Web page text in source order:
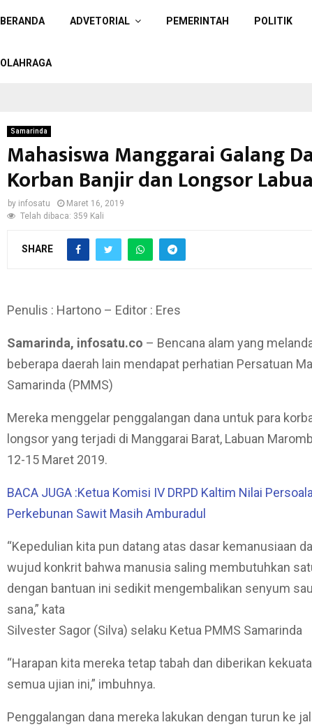
BERANDA ADVETORIAL PEMERINTAH POLITIK
OLAHRAGA
Samarinda
Mahasiswa Manggarai Galang
Korban Banjir dan Longsor
by infosatu
Maret 16, 2019
Telah dibaca: 359 Kali
SHARE
Penulis : Hartono – Editor : Eres
Samarinda, infosatu.co – Bencana alam yang
beberapa daerah lain mendapat perhatian Persatuan
Samarinda (PMMS)
Mereka menggelar penggalangan dana untuk para
longsor yang terjadi di Manggarai Barat, Labuan
12-15 Maret 2019.
BACA JUGA :Ketua Komisi IV DRPD Kaltim Nilai
Perkebunan Sawit Masih Amburadul
“Kepedulian kita pun datang atas dasar kemanusiaan
wujud konkrit bahwa manusia saling membutuhkan
dengan bantuan ini sedikit mengembalikan senyum
sana,” kata
Silvester Sagor (Silva) selaku Ketua PMMS Samarinda
“Harapan kita mereka tetap tabah dan diberikan
semua ujian ini,” imbuhnya.
Penggalangan dana mereka lakukan dengan turun ke